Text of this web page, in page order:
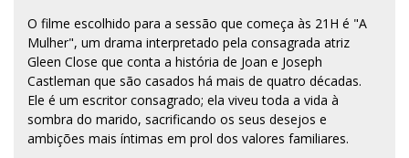
O filme escolhido para a sessão que começa às 21H é "A
Mulher", um drama interpretado pela consagrada atriz
Gleen Close que conta a história de Joan e Joseph
Castleman que são casados há mais de quatro décadas.
Ele é um escritor consagrado; ela viveu toda a vida à
sombra do marido, sacrificando os seus desejos e
ambições mais íntimas em prol dos valores familiares.